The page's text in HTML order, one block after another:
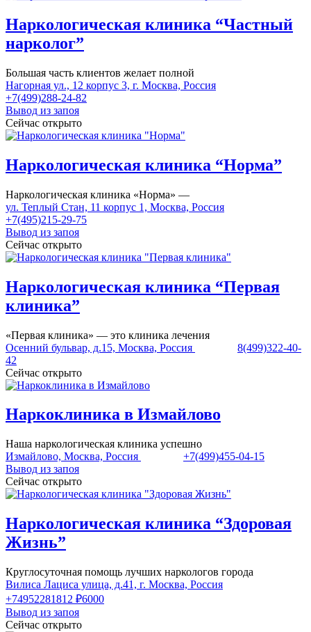
Наркологическая клиника “Частный
нарколог”
Большая часть клиентов желает полной
Нагорная ул., 12 корпус 3, г. Москва, Россия
+7(499)288-24-82
Вывод из запоя
Сейчас открыто
Наркологическая клиника “Норма”
Наркологическая клиника «Норма» —
ул. Теплый Стан, 11 корпус 1, Москва, Россия
+7(495)215-29-75
Вывод из запоя
Сейчас открыто
Наркологическая клиника “Первая
клиника”
«Первая клиника» — это клиника лечения
Осенний бульвар, д.15, Москва, Россия
8(499)322-40-
42
Сейчас открыто
Наркоклиника в Измайлово
Наша наркологическая клиника успешно
Измайлово, Москва, Россия
+7(499)455-04-15
Вывод из запоя
Сейчас открыто
Наркологическая клиника “Здоровая
Жизнь”
Круглосуточная помощь лучших наркологов города
Вилиса Лациса улица, д.41, г. Москва, Россия
+74952281812 ₽6000
Вывод из запоя
Сейчас открыто